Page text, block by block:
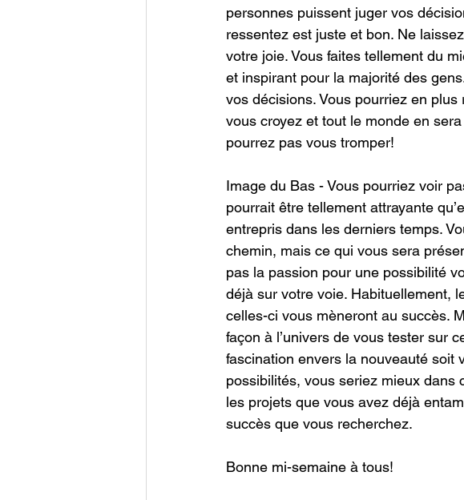
personnes puissent juger vos
ressentez est juste et bon. Ne
votre joie. Vous faites tellement du
et inspirant pour la majorité des
vos décisions. Vous pourriez en
vous croyez et tout le monde en
pourrez pas vous tromper!
Image du Bas - Vous pourriez voir
pourrait être tellement attrayante
entrepris dans les derniers temps.
chemin, mais ce qui vous sera
pas la passion pour une possibilité
déjà sur votre voie. Habituellement,
celles-ci vous mèneront au succès.
façon à l’univers de vous tester sur
fascination envers la nouveauté soit
possibilités, vous seriez mieux dans
les projets que vous avez déjà
succès que vous recherchez.
Bonne mi-semaine à tous!